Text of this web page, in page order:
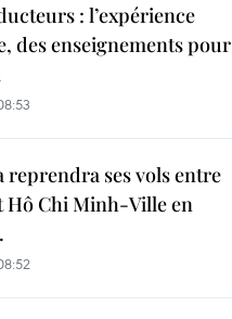
: l’expérience
des enseignements pour
reprendra ses vols entre
Hô Chi Minh-Ville en